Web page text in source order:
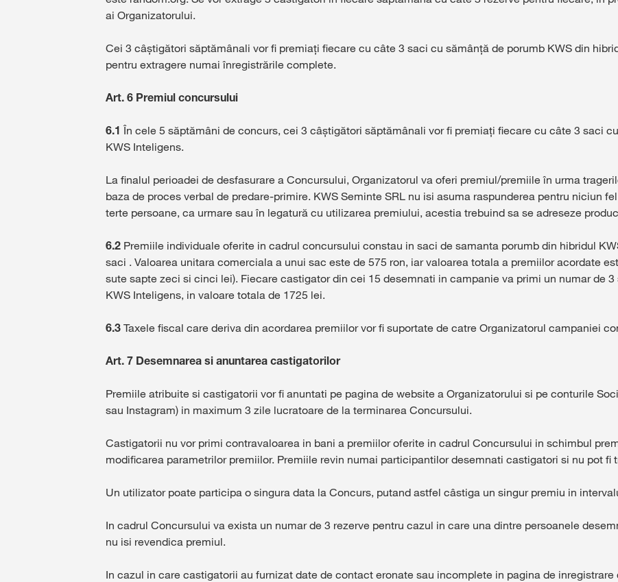
ai Organizatorului.
Cei 3 câștigători săptămânali vor fi premiați fiecare cu câte 3 saci cu sămânță de porumb KWS din
pentru extragere numai înregistrările complete.
Art. 6 Premiul concursului
6.1 În cele 5 săptămâni de concurs, cei 3 câștigători săptămânali vor fi premiați fiecare cu câte 3 saci
KWS Inteligens.
La finalul perioadei de desfasurare a Concursului, Organizatorul va oferi premiul/premiile în urma
baza de proces verbal de predare-primire. KWS Seminte SRL nu isi asuma raspunderea pentru niciun
terte persoane, ca urmare sau în legatură cu utilizarea premiului, acestia trebuind sa se adreseze
6.2 Premiile individuale oferite in cadrul concursului constau in saci de samanta porumb din hibridul
saci . Valoarea unitara comerciala a unui sac este de 575 ron, iar valoarea totala a premiilor acordate
sute sapte zeci si cinci lei). Fiecare castigator din cei 15 desemnati in campanie va primi un numar de
KWS Inteligens, in valoare totala de 1725 lei.
6.3 Taxele fiscal care deriva din acordarea premiilor vor fi suportate de catre Organizatorul campaniei
Art. 7 Desemnarea si anuntarea castigatorilor
Premiile atribuite si castigatorii vor fi anuntati pe pagina de website a Organizatorului si pe conturile
sau Instagram) in maximum 3 zile lucratoare de la terminarea Concursului.
Castigatorii nu vor primi contravaloarea in bani a premiilor oferite in cadrul Concursului in schimbul
modificarea parametrilor premiilor. Premiile revin numai participantilor desemnati castigatori si nu pot fi
Un utilizator poate participa o singura data la Concurs, putand astfel câstiga un singur premiu in
In cadrul Concursului va exista un numar de 3 rezerve pentru cazul in care una dintre persoanele
nu isi revendica premiul.
In cazul in care castigatorii au furnizat date de contact eronate sau incomplete in pagina de